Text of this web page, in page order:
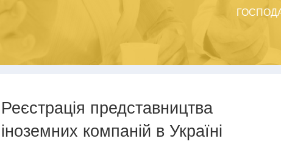
Реєстрація представництва
іноземних компаній в Україні